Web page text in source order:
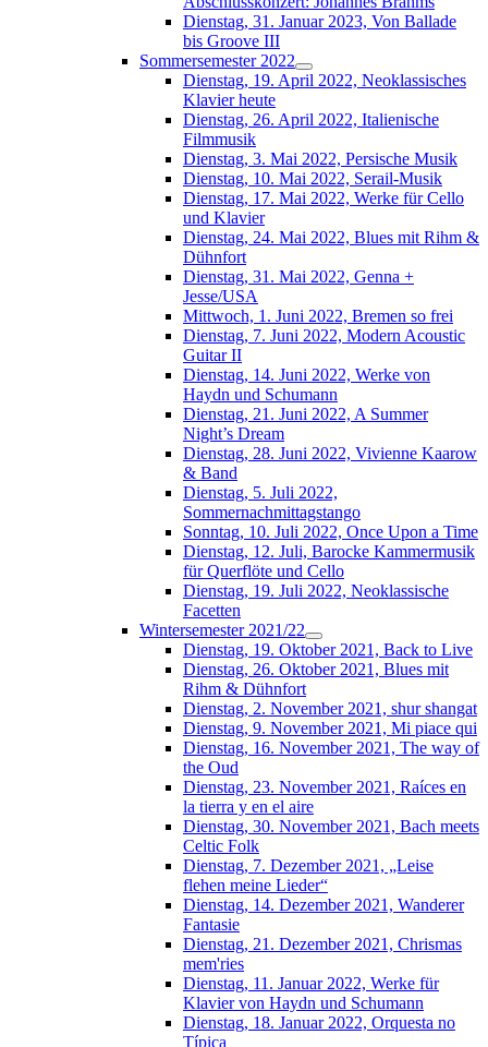
Dienstag, 31. Januar 2023, Von Ballade
bis Groove III
Sommersemester 2022
Dienstag, 19. April 2022, Neoklassisches
Klavier heute
Dienstag, 26. April 2022, Italienische
Filmmusik
Dienstag, 3. Mai 2022, Persische Musik
Dienstag, 10. Mai 2022, Serail-Musik
Dienstag, 17. Mai 2022, Werke für Cello
und Klavier
Dienstag, 24. Mai 2022, Blues mit Rihm &
Dühnfort
Dienstag, 31. Mai 2022, Genna +
Jesse/USA
Mittwoch, 1. Juni 2022, Bremen so frei
Dienstag, 7. Juni 2022, Modern Acoustic
Guitar II
Dienstag, 14. Juni 2022, Werke von
Haydn und Schumann
Dienstag, 21. Juni 2022, A Summer
Night’s Dream
Dienstag, 28. Juni 2022, Vivienne Kaarow
& Band
Dienstag, 5. Juli 2022,
Sommernachmittagstango
Sonntag, 10. Juli 2022, Once Upon a Time
Dienstag, 12. Juli, Barocke Kammermusik
für Querflöte und Cello
Dienstag, 19. Juli 2022, Neoklassische
Facetten
Wintersemester 2021/22
Dienstag, 19. Oktober 2021, Back to Live
Dienstag, 26. Oktober 2021, Blues mit
Rihm & Dühnfort
Dienstag, 2. November 2021, shur shangat
Dienstag, 9. November 2021, Mi piace qui
Dienstag, 16. November 2021, The way of
the Oud
Dienstag, 23. November 2021, Raíces en
la tierra y en el aire
Dienstag, 30. November 2021, Bach meets
Celtic Folk
Dienstag, 7. Dezember 2021, „Leise
flehen meine Lieder“
Dienstag, 14. Dezember 2021, Wanderer
Fantasie
Dienstag, 21. Dezember 2021, Chrismas
mem'ries
Dienstag, 11. Januar 2022, Werke für
Klavier von Haydn und Schumann
Dienstag, 18. Januar 2022, Orquesta no
Típica